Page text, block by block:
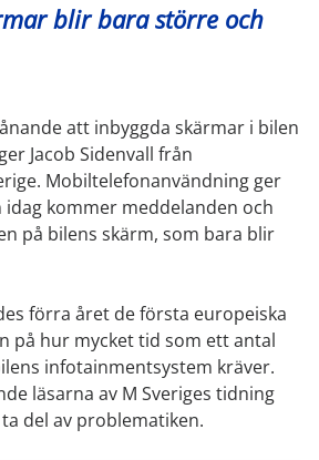
blir bara större och
att inbyggda skärmar i bilen
Jacob Sidenvall från
Mobiltelefonanvändning ger
kommer meddelanden och
på bilens skärm, som bara blir
förra året de första europeiska
på hur mycket tid som ett antal
infotainmentsystem kräver.
läsarna av M Sveriges tidning
del av problematiken.